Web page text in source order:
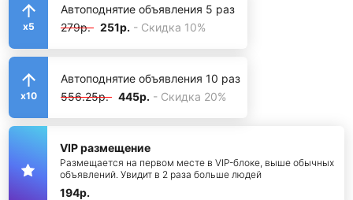
x5
Автоподнятие объявления 5 раз
279р. 251р. - Скидка 10%
x10
Автоподнятие объявления 10 раз
556.25р. 445р. - Скидка 20%
VIP размещение
Размещается на первом месте в VIP-блоке, выше обычных
объявлений. Увидит в 2 раза больше людей
194р.